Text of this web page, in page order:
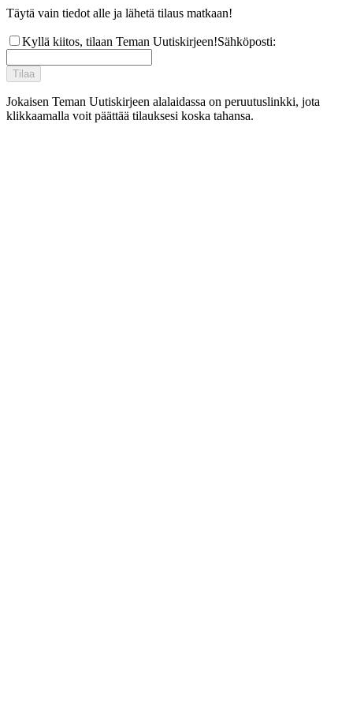
Täytä vain tiedot alle ja lähetä tilaus matkaan!
Kyllä kiitos, tilaan Teman Uutiskirjeen!Sähköposti:
Tilaa
Jokaisen Teman Uutiskirjeen alalaidassa on peruutuslinkki, jota
klikkaamalla voit päättää tilauksesi koska tahansa.